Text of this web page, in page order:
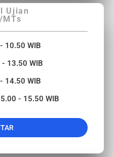
Ujian
MTs
10.50 WIB
13.50 WIB
14.50 WIB
- 15.50 WIB